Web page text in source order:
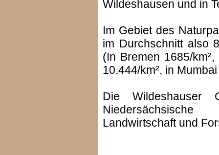
Wildeshausen und in
Im Gebiet des
im Durchschnitt also
(In Bremen 1685/
10.444/km², in
Die
Landwirtschaft und